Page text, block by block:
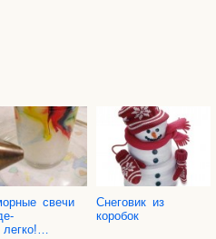
све­чи
легко!…
Сне­го­вик из
коробок